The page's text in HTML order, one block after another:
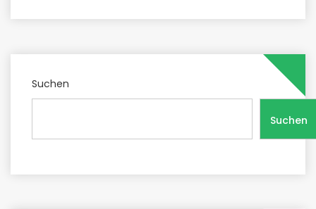
Suchen
Suchen